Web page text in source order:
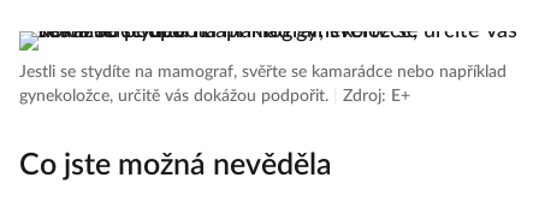
Jestli se stydíte na mamograf, svěřte se kamarádce nebo například
gynekoložce, určitě vás dokážou podpořit.
Zdroj: E+
Co jste možná nevěděla